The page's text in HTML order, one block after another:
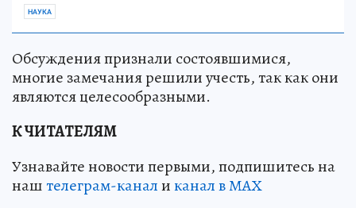
НАУКА
Обсуждения признали состоявшимися,
многие замечания решили учесть, так как они
являются целесообразными.
К ЧИТАТЕЛЯМ
Узнавайте новости первыми, подпишитесь на
наштелеграм-каналиканал в МАХ